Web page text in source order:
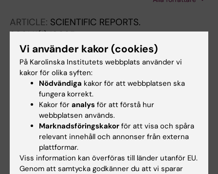
ARTICLE: SCIENTIFIC REPORTS.
2021;11(1):18025
Neutrophil extracellular traps in patients with
liver cirrhosis and hepatocellular carcinoma
Zenlander R; Havervall S; Magnusson M;
Engstrand J; Agren A; Thalin C; Stal PAlla författare
ARTICLE:ACTA NEUROLOGICA
SCANDINAVICA.2018;137(2):252-255
Point-of-care versus central laboratory
testing of INR in acute stroke
Zenlander R; von Euler M; Antovic J; Berglund
Alla författare
Vi använder kakor (cookies)
På Karolinska Institutets webbplats använder vi
kakor för olika syften:
Nödvändiga kakor för att webbplatsen ska
fungera korrekt.
Kakor för analys för att förstå hur
webbplatsen används.
Marknadsföringskakor för att visa och spåra
relevant innehåll och annonser från externa
plattformar.
Viss information kan överföras till länder utanför EU.
Genom att samtycka godkänner du att vi sparar